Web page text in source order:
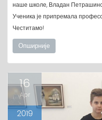
наше школе, Владан
Ученика је припремала
Честитамо!
Опширније
16
Apr
2019